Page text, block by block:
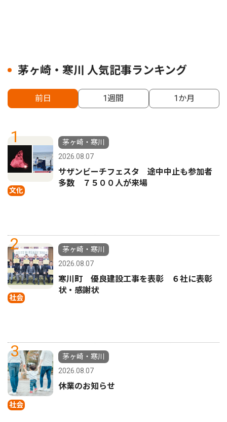
茅ヶ崎・寒川 人気記事ランキング
前日 1週間 1か月
1
文化
茅ヶ崎・寒川
2026.08.07
サザンビーチフェスタ 途中中止も参加者
多数 ７５００人が来場
2
社会
茅ヶ崎・寒川
2026.08.07
寒川町 優良建設工事を表彰 ６社に表彰
状・感謝状
3
社会
茅ヶ崎・寒川
2026.08.07
休業のお知らせ